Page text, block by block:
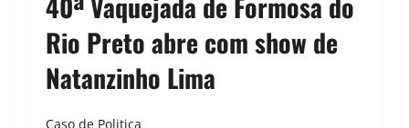
Rio Preto abre com show de
Natanzinho Lima
Caso de Politica